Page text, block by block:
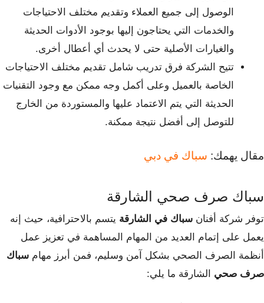
الوصول إلى جميع العملاء وتقديم مختلف الاحتياجات
والخدمات التي يحتاجون إليها بوجود الأدوات الحديثة
والغيارات الأصلية حتى لا يحدث أي أعطال أخرى.
تتيح الشركة فرق تدريب شامل تقديم مختلف الاحتياجات
الخاصة بالعميل وعلى أكمل وجه ممكن مع وجود التقنيات
الحديثة التي يتم الاعتماد عليها والمستوردة من الخارج
للتوصل إلى أفضل نتيجة ممكنة.
مقال يهمك: سباك في دبي
سباك صرف صحي الشارقة
توفر شركة أفنان سباك في الشارقة يتسم بالاحترافية، حيث إنه
يعمل على إتمام العديد من المهام المساهمة في تعزيز عمل
أنظمة الصرف الصحي بشكل آمن وسليم، فمن أبرز مهام سباك
صرف صحي الشارقة ما يلي: